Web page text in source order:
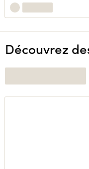
Découvrez